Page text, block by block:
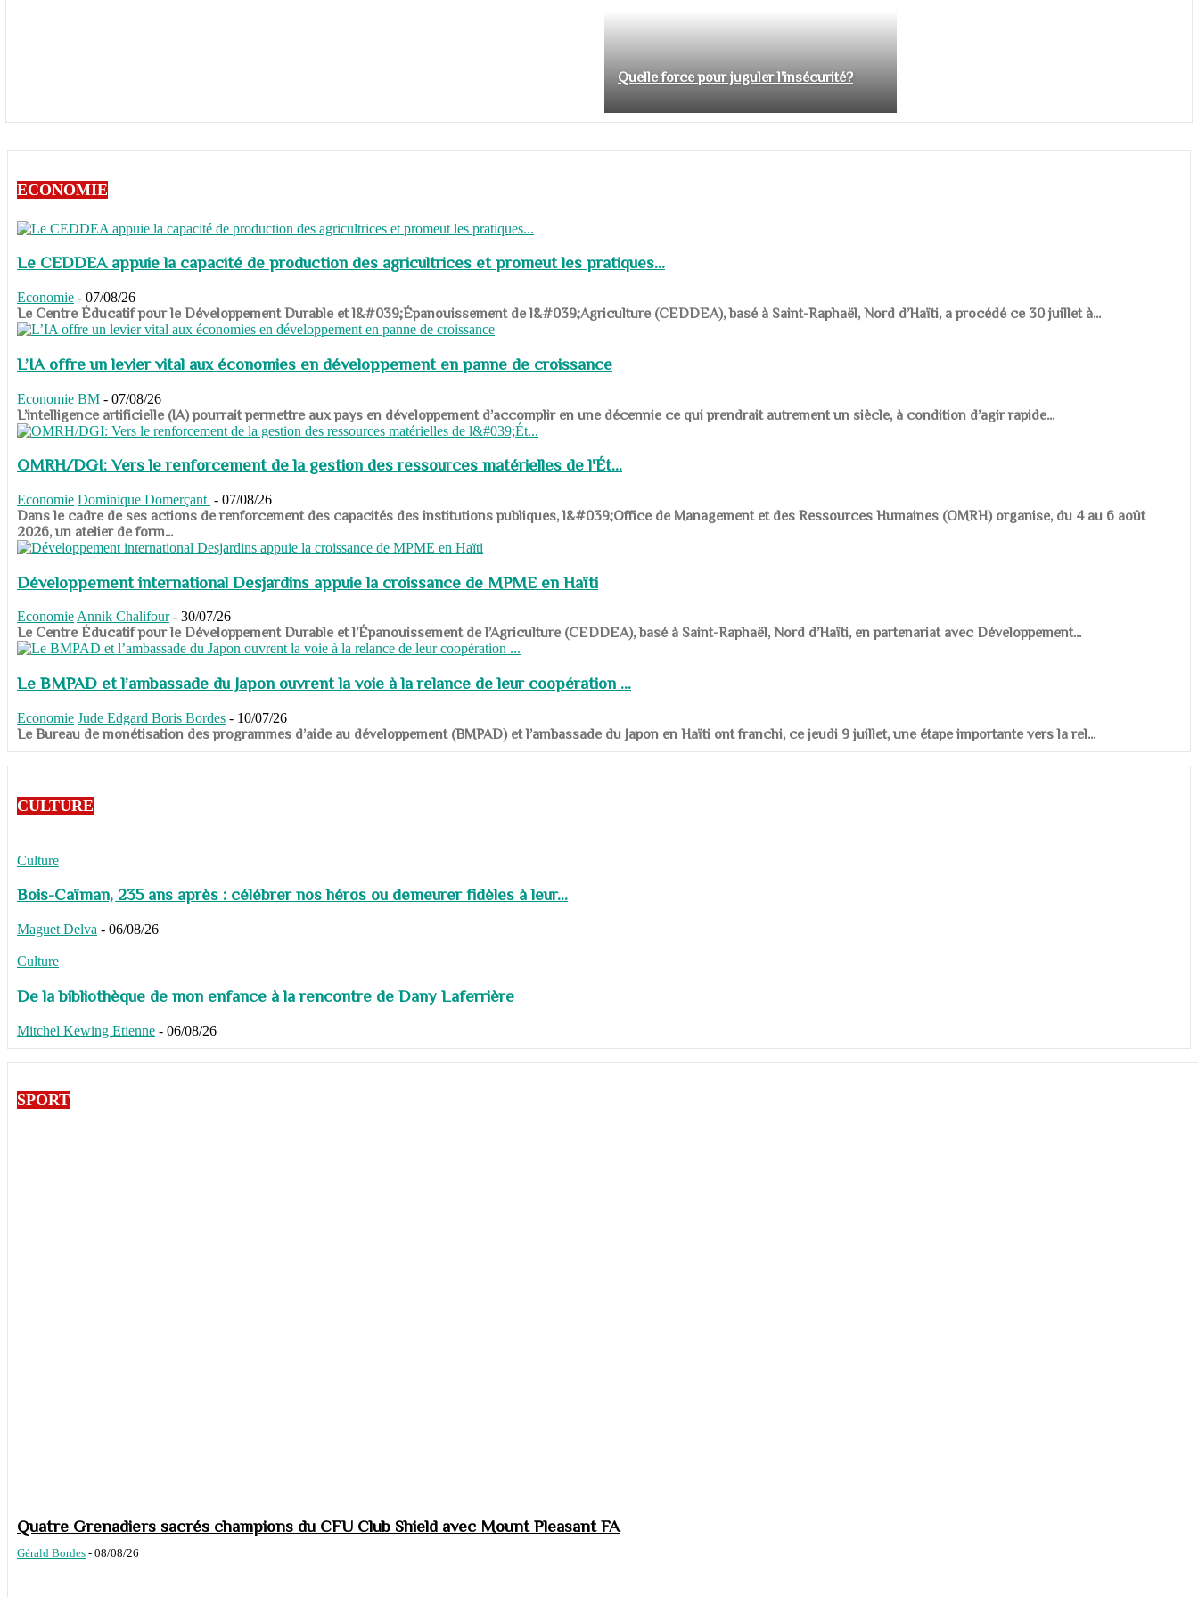
Quelle force pour juguler l'insécurité?
ECONOMIE
Le CEDDEA appuie la capacité de production des agricultrices et promeut les pratiques...
Economie - 07/08/26
​​​​​​​Le Centre Éducatif pour le Développement Durable et l&#039;Épanouissement de l&#039;Agriculture (CEDDEA), basé à Saint-Raphaël, Nord d’Haïti, a procédé ce 30 juillet à...
L’IA offre un levier vital aux économies en développement en panne de croissance
Economie BM - 07/08/26
​​​​​​​L’intelligence artificielle (IA) pourrait permettre aux pays en développement d’accomplir en une décennie ce qui prendrait autrement un siècle, à condition d’agir rapide...
OMRH/DGI: Vers le renforcement de la gestion des ressources matérielles de l'Ét...
Economie Dominique Domerçant - 07/08/26
Dans le cadre de ses actions de renforcement des capacités des institutions publiques, l&#039;Office de Management et des Ressources Humaines (OMRH) organise, du 4 au 6 août
2026, un atelier de form...
Développement international Desjardins appuie la croissance de MPME en Haïti
Economie Annik Chalifour - 30/07/26
​​​​​​​Le Centre Éducatif pour le Développement Durable et l’Épanouissement de l’Agriculture (CEDDEA), basé à Saint-Raphaël, Nord d’Haïti, en partenariat avec Développement...
Le BMPAD et l’ambassade du Japon ouvrent la voie à la relance de leur coopération ...
Economie Jude Edgard Boris Bordes - 10/07/26
​​​​​​​Le Bureau de monétisation des programmes d’aide au développement (BMPAD) et l’ambassade du Japon en Haïti ont franchi, ce jeudi 9 juillet, une étape importante vers la rel...
CULTURE
Culture
Bois-Caïman, 235 ans après : célébrer nos héros ou demeurer fidèles à leur...
Maguet Delva - 06/08/26
Culture
De la bibliothèque de mon enfance à la rencontre de Dany Laferrière
Mitchel Kewing Etienne - 06/08/26
SPORT
Quatre Grenadiers sacrés champions du CFU Club Shield avec Mount Pleasant FA
Gérald Bordes - 08/08/26